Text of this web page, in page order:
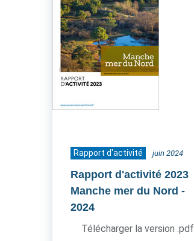
Rapport d'activité juin 2024
Rapport d'activité 2023
Manche mer du Nord -
2024
Télécharger la version .pdf